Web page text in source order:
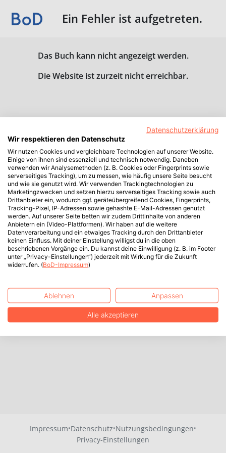
Ein Fehler ist aufgetreten.
Das Buch kann nicht angezeigt werden.
Die Website ist zurzeit nicht erreichbar.
Impressum·Datenschutz·Nutzungsbedingungen·
Privacy-Einstellungen
Datenschutzerklärung
Wir respektieren den Datenschutz
Wir nutzen Cookies und vergleichbare Technologien auf unserer Website.
Einige von ihnen sind essenziell und technisch notwendig. Daneben
verwenden wir Analysemethoden (z. B. Cookies oder Fingerprints sowie
serverseitiges Tracking), um zu messen, wie häufig unsere Seite besucht
und wie sie genutzt wird. Wir verwenden Trackingtechnologien zu
Marketingzwecken und setzen hierzu serverseitiges Tracking sowie auch
Drittanbieter ein, wodurch ggf. geräteübergreifend Cookies, Fingerprints,
Tracking-Pixel, IP-Adressen sowie gehashte E-Mail-Adressen genutzt
werden. Auf unserer Seite betten wir zudem Drittinhalte von anderen
Anbietern ein (Video-Plattformen). Wir haben auf die weitere
Datenverarbeitung und ein etwaiges Tracking durch den Drittanbieter
keinen Einfluss. Mit deiner Einstellung willigst du in die oben
beschriebenen Vorgänge ein. Du kannst deine Einwilligung (z. B. im Footer
unter „Privacy-Einstellungen“) jederzeit mit Wirkung für die Zukunft
widerrufen. (BoD-Impressum)
Ablehnen Anpassen
Alle akzeptieren